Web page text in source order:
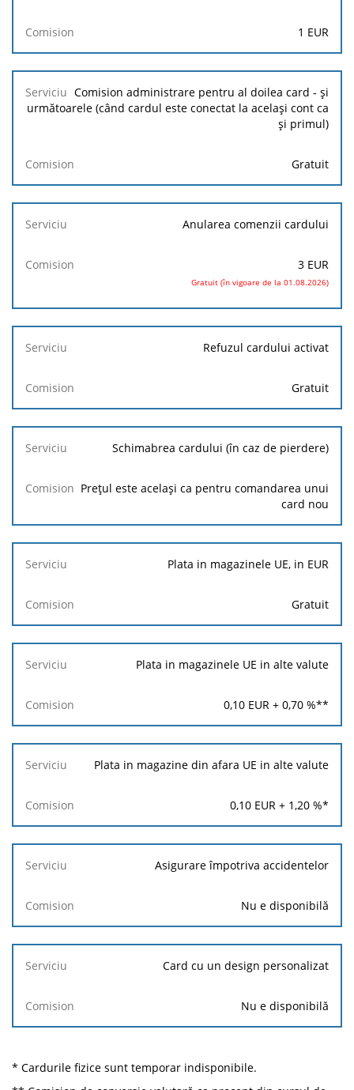
1 EUR
Comision administrare pentru al doilea card - și
următoarele (când cardul este conectat la același cont ca
și primul)
Gratuit
Anularea comenzii cardului
3 EUR
Gratuit (în vigoare de la 01.08.2026)
Refuzul cardului activat
Gratuit
Schimabrea cardului (în caz de pierdere)
Prețul este același ca pentru comandarea unui
card nou
Plata in magazinele UE, in EUR
Gratuit
Plata in magazinele UE in alte valute
0,10 EUR + 0,70 %**
Plata in magazine din afara UE in alte valute
0,10 EUR + 1,20 %*
Asigurare împotriva accidentelor
Nu e disponibilă
Card cu un design personalizat
Nu e disponibilă
* Cardurile fizice sunt temporar indisponibile.